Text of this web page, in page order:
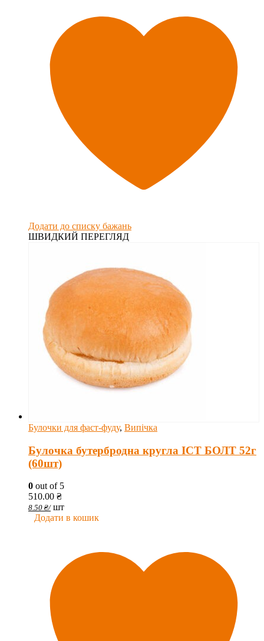
Додати до списку бажань
ШВИДКИЙ ПЕРЕГЛЯД
Булочки для фаст-фуду, Випічка
Булочка бутербродна кругла ІСТ БОЛТ 52г
(60шт)
0 out of 5
510.00 ₴
8.50 ₴/ шт
Додати в кошик